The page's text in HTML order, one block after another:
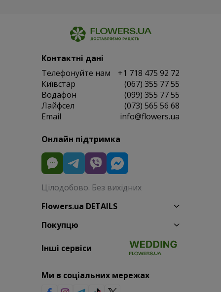
Контактні дані
Телефонуйте нам
+1 718 475 92 72
Київстар
(067) 355 77 55
Водафон
(099) 355 77 55
Лайфсел
(073) 565 56 68
Email
info@flowers.ua
Онлайн підтримка
Цілодобово. Без вихідних
Flowers.ua DETAILS
Покупцю
Інші сервіси
Ми в соціальних мережах